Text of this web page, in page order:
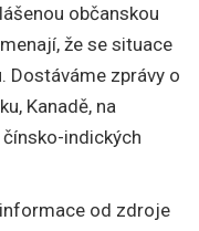
občanskou
že se situace
Dostáváme zprávy o
Kanadě, na
indických
od zdroje